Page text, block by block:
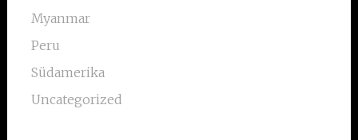
Myanmar
Peru
Südamerika
Uncategorized